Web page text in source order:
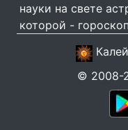
науки на свете
которой -
© 2008-